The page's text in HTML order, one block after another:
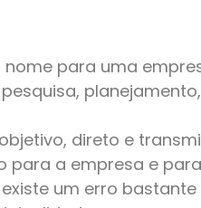
para uma
pesquisa,
direto e
para a empresa e
um erro